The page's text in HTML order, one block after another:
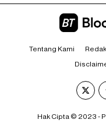
Tentang Kami
Hak Cipta © 2023 -